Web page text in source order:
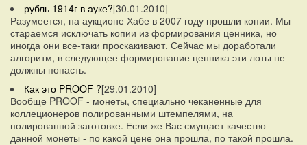
рубль 1914г в ауке?[30.01.2010]
Разумеется, на аукционе Хабе в 2007 году прошли копии. Мы
стараемся исключать копии из формирования ценника, но
иногда они все-таки проскакивают. Сейчас мы доработали
алгоритм, в следующее формирование ценника эти лоты не
должны попасть.
Как это PROOF ?[29.01.2010]
Вообще PROOF - монеты, специально чеканенные для
коллеционеров полированными штемпелями, на
полированной заготовке. Если же Вас смущает качество
данной монеты - по какой цене она прошла, по такой прошла.